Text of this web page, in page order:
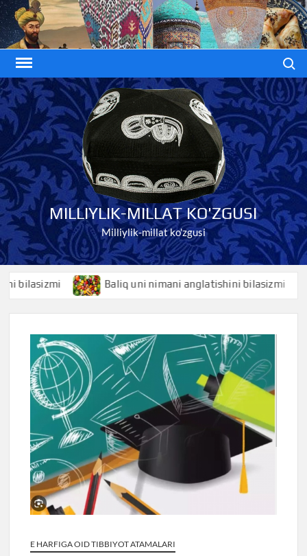
Skip
to
content
MILLIYLIK-MILLAT KO'ZGUSI
Milliylik-millat ko'zgusi
Baliq uni nimani anglatishini bilasizmi
E HARFIGA OID TIBBIYOT ATAMALARI